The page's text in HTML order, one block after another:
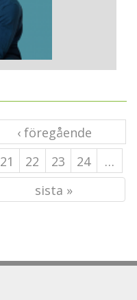
‹ föregående
21 22 23 24
…
sista »